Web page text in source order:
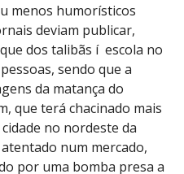
menos humorísticos
deviam publicar,
dos talibãs í escola no
sendo que a
da matança do
que terá chacinado mais
no nordeste da
num mercado,
por uma bomba presa a